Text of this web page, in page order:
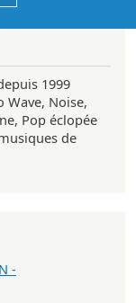
1999
Noise,
Pop éclopée
de
-